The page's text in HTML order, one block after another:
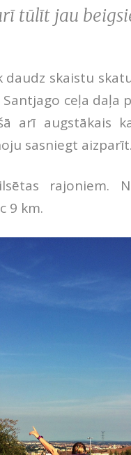
tūlīt jau
skaistu
ceļa daļa
arī augstākais
sasniegt aizparīt.
rajoniem.
9 km.